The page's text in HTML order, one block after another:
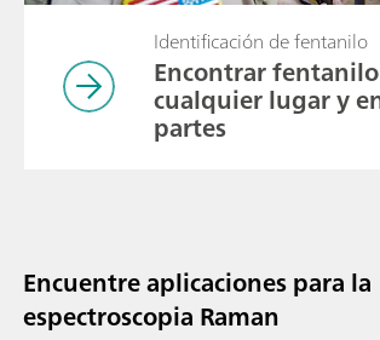
Identificación de fentanilo
Encontrar
cualquier lugar y
partes
Encuentre aplicaciones para la
espectroscopia Raman